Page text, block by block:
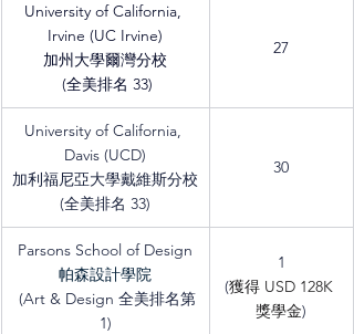
University of California,
Irvine (UC Irvine)
加州大學爾灣分校
(全美排名 33)
27
University of California,
Davis (UCD)
加利福尼亞大學戴維斯分校
(全美排名 33)
30
Parsons School of Design
帕森設計學院
(Art & Design 全美排名第
1)
1
(獲得 USD 128K
獎學金)